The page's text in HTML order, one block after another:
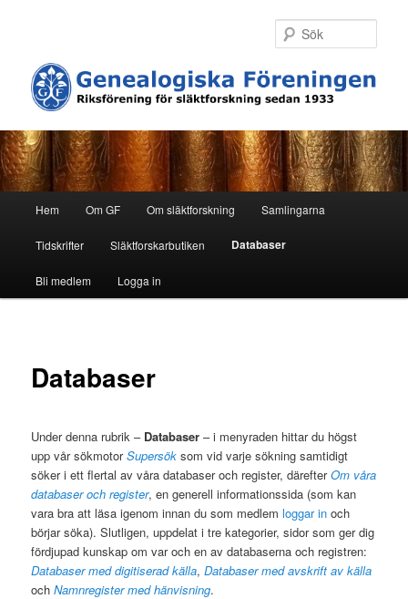
innehåll
m
Hem Om GF Om släktforskning Samlingarna
Tidskrifter Släktforskarbutiken Databaser
Bli medlem Logga in
Databaser
Under denna rubrik – Databaser – i menyraden hittar du högst
upp vår sökmotorSupersök som vid varje sökning samtidigt
söker i ett flertal av våra databaser och register, därefterOm våra
databaser och register, en generell informationssida (som kan
vara bra att läsa igenom innan du som medlemloggar in och
börjar söka). Slutligen, uppdelat i tre kategorier, sidor som ger dig
fördjupad kunskap om var och en av databaserna och registren:
Databaser med digitiserad källa,Databaser med avskrift av källa
ochNamnregister med hänvisning.